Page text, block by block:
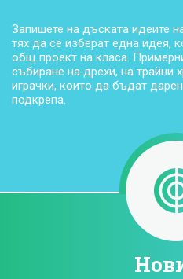
Запишете на дъската идеите
тях да се изберат една идея,
общ проект на класа.
събиране на дрехи, на трайни
играчки, които да бъдат
подкрепа.